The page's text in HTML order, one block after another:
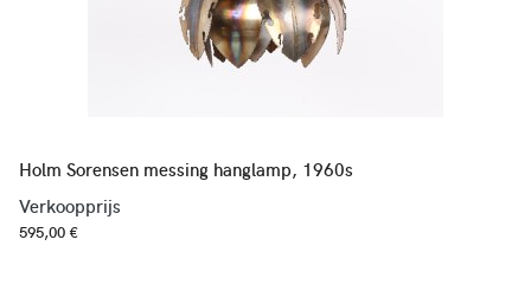
Holm Sorensen messing hanglamp, 1960s
Verkoopprijs
595,00 €